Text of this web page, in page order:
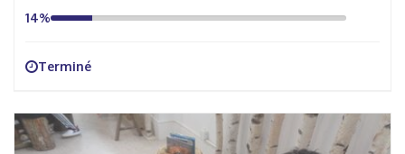
14%
Terminé